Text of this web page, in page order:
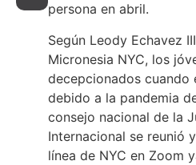
persona en abril.
Según Leody Echavez
Micronesia NYC, los
decepcionados cuando
debido a la pandemia
consejo nacional de la
Internacional se reunió
línea de NYC en Zoom